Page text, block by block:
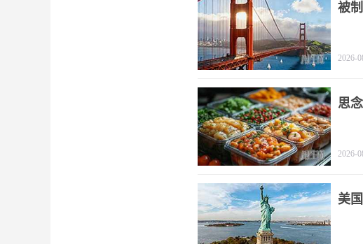
被
2026-
思
2026-
美